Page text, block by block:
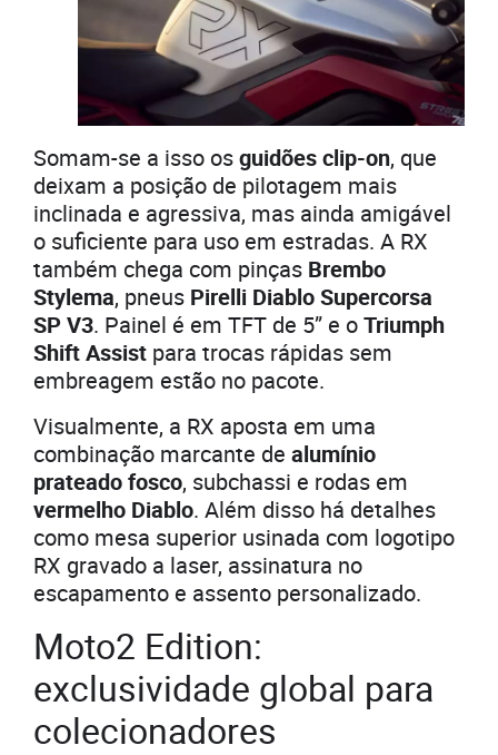
Somam-se a isso osguidões clip-on, que
deixam a posição de pilotagem mais
inclinada e agressiva, mas ainda amigável
o suficiente para uso em estradas. A RX
também chega com pinças Brembo
Stylema, pneus Pirelli Diablo Supercorsa
SP V3. Painel é em TFT de 5” e oTriumph
Shift Assist para trocas rápidas sem
embreagem estão no pacote.
Visualmente, a RX aposta em uma
combinação marcante de alumínio
prateado fosco, subchassi e rodas em
vermelho Diablo. Além disso há detalhes
como mesa superior usinada com logotipo
RX gravado a laser, assinatura no
escapamento e assento personalizado.
Moto2 Edition:
exclusividade global para
colecionadores